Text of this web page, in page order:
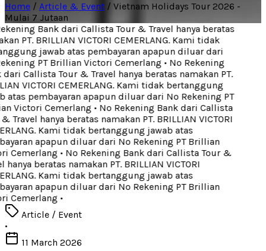
Home / Article & Event / Vietnam Holidays Tour 2026 -
Mulai 7 Jutaan
Bank dari Callista Tour & Travel hanya beratas
PT. BRILLIAN VICTORI CEMERLANG. Kami tidak
jawab atas pembayaran apapun diluar dari
PT Brillian Victori Cemerlang• No Rekening
Callista Tour & Travel hanya beratas namakan PT.
VICTORI CEMERLANG. Kami tidak bertanggung
atas pembayaran apapun diluar dari No Rekening PT
Victori Cemerlang• No Rekening Bank dari Callista
Travel hanya beratas namakan PT. BRILLIAN VICTORI
Kami tidak bertanggung jawab atas
apapun diluar dari No Rekening PT Brillian
Cemerlang• No Rekening Bank dari Callista Tour &
hanya beratas namakan PT. BRILLIAN VICTORI
Kami tidak bertanggung jawab atas
apapun diluar dari No Rekening PT Brillian
Cemerlang•
Article / Event
•
11 March 2026